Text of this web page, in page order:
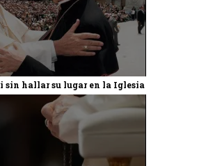
sin hallar su lugar en la Iglesia